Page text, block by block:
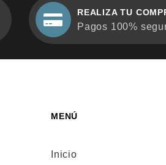
REALIZA TU
Pagos 100%
MENÚ
Inicio